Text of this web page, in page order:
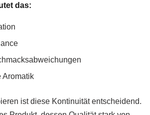
das:
Aromatik
ist diese Kontinuität entscheidend.